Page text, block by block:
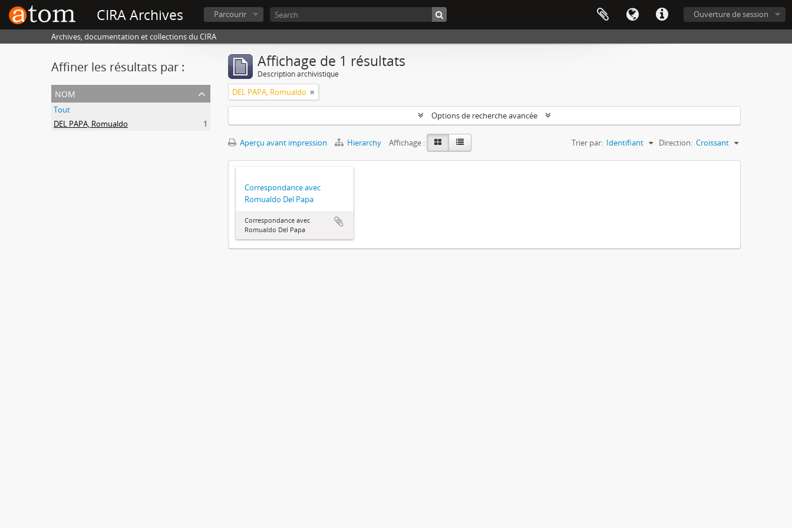
CIRA Archives Ouverture de session
Parcourir
Archives, documentation et collections du CIRA
Affiner les résultats par :
nom
Tout
DEL PAPA, Romualdo
1
Affichage de 1 résultats
Description archivistique
DEL PAPA, Romualdo
Options de recherche avancée
Aperçu avant impression Hierarchy Affichage : Trier par: Identifiant Direction: Croissant
Correspondance avec
Romualdo Del Papa
Correspondance avec
Romualdo Del Papa